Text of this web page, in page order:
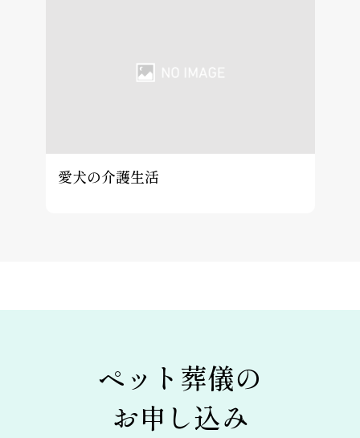
愛犬の介護生活
ペット葬儀の
お申し込み